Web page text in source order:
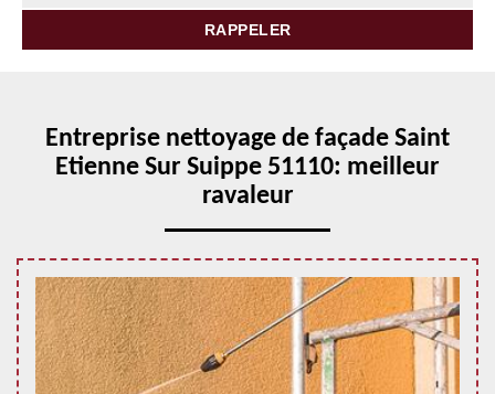
Entreprise nettoyage de façade Saint
Etienne Sur Suippe 51110: meilleur
ravaleur